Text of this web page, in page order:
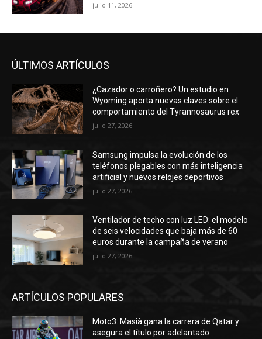
julio 11, 2026
ÚLTIMOS ARTÍCULOS
¿Cazador o carroñero? Un estudio en
Wyoming aporta nuevas claves sobre el
comportamiento del Tyrannosaurus rex
julio 27, 2026
Samsung impulsa la evolución de los
teléfonos plegables con más inteligencia
artificial y nuevos relojes deportivos
julio 27, 2026
Ventilador de techo con luz LED: el modelo
de seis velocidades que baja más de 60
euros durante la campaña de verano
julio 27, 2026
ARTÍCULOS POPULARES
Moto3: Masià gana la carrera de Qatar y
asegura el título por adelantado